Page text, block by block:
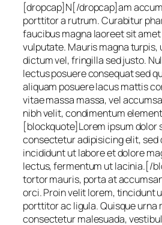
[dropcap]N[/dropcap]am
porttitor a rutrum. Curabitur
faucibus magna laoreet sit
vulputate. Mauris magna turpis,
dictum vel, fringilla sed justo.
lectus posuere consequat sed
aliquam posuere lacus mattis
vitae massa massa, vel
nibh velit, condimentum
[blockquote]Lorem ipsum dolor
consectetur adipisicing elit, sed
incididunt ut labore et dolore
lectus, fermentum ut lacinia.[/
tortor mauris, porta at
orci. Proin velit lorem, tincidunt
porttitor ac ligula. Quisque urna
consectetur malesuada,